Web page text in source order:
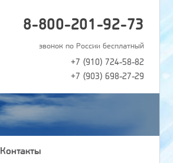
8-800-201-92-73
звонок по России бесплатный
+7 (910) 724-58-82
+7 (903) 698-27-29
Контакты